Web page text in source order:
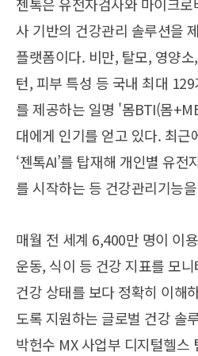
사 기반의 건강관리 솔루션을
플랫폼이다. 비만, 탈모, 영양
턴, 피부 특성 등 국내 최대
를 제공하는 일명 '몸BTI(몸
대에게 인기를 얻고 있다. 최근
‘젠톡AI’를 탑재해 개인별 유
를 시작하는 등 건강관리기능
매월 전 세계 6,400만 명이 이
운동, 식이 등 건강 지표를 모
건강 상태를 보다 정확히 이해
도록 지원하는 글로벌 건강 솔
박헌수 MX 사업부 디지털헬스